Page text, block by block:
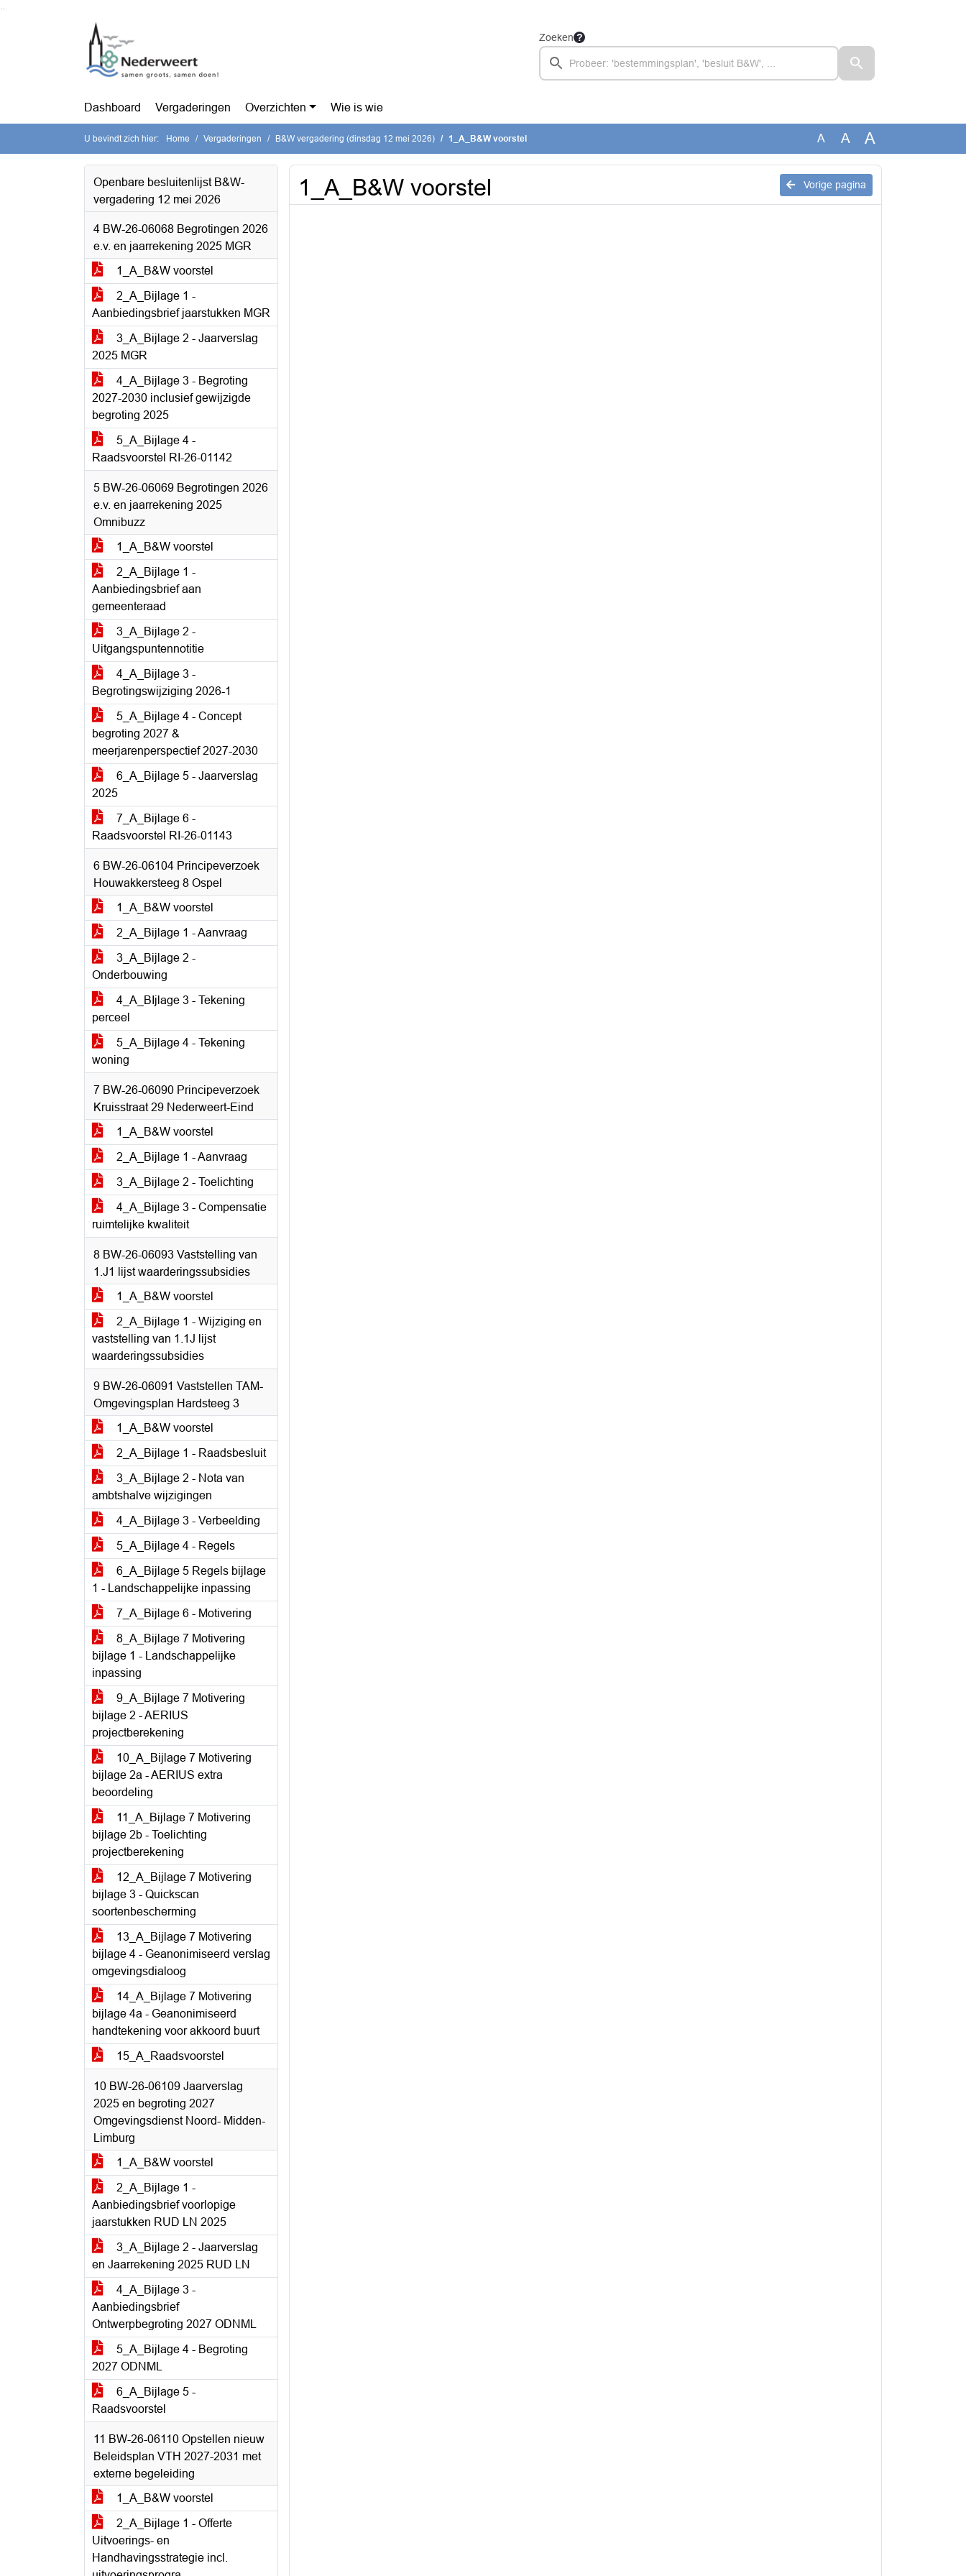
Zoeken
Dashboard Vergaderingen Overzichten Wie is wie
U bevindt zich hier: Home Vergaderingen B&W vergadering (dinsdag 12 mei 2026) 1_A_B&W voorstel A A A
Openbare besluitenlijst B&W-
vergadering 12 mei 2026
4 BW-26-06068 Begrotingen 2026
e.v. en jaarrekening 2025 MGR
1_A_B&W voorstel
2_A_Bijlage 1 -
Aanbiedingsbrief jaarstukken MGR
3_A_Bijlage 2 - Jaarverslag
2025 MGR
4_A_Bijlage 3 - Begroting
2027-2030 inclusief gewijzigde
begroting 2025
5_A_Bijlage 4 -
Raadsvoorstel RI-26-01142
5 BW-26-06069 Begrotingen 2026
e.v. en jaarrekening 2025
Omnibuzz
1_A_B&W voorstel
2_A_Bijlage 1 -
Aanbiedingsbrief aan
gemeenteraad
3_A_Bijlage 2 -
Uitgangspuntennotitie
4_A_Bijlage 3 -
Begrotingswijziging 2026-1
5_A_Bijlage 4 - Concept
begroting 2027 &
meerjarenperspectief 2027-2030
6_A_Bijlage 5 - Jaarverslag
2025
7_A_Bijlage 6 -
Raadsvoorstel RI-26-01143
6 BW-26-06104 Principeverzoek
Houwakkersteeg 8 Ospel
1_A_B&W voorstel
2_A_Bijlage 1 - Aanvraag
3_A_Bijlage 2 -
Onderbouwing
4_A_BIjlage 3 - Tekening
perceel
5_A_Bijlage 4 - Tekening
woning
7 BW-26-06090 Principeverzoek
Kruisstraat 29 Nederweert-Eind
1_A_B&W voorstel
2_A_Bijlage 1 - Aanvraag
3_A_Bijlage 2 - Toelichting
4_A_Bijlage 3 - Compensatie
ruimtelijke kwaliteit
8 BW-26-06093 Vaststelling van
1.J1 lijst waarderingssubsidies
1_A_B&W voorstel
2_A_Bijlage 1 - Wijziging en
vaststelling van 1.1J lijst
waarderingssubsidies
9 BW-26-06091 Vaststellen TAM-
Omgevingsplan Hardsteeg 3
1_A_B&W voorstel
2_A_Bijlage 1 - Raadsbesluit
3_A_Bijlage 2 - Nota van
ambtshalve wijzigingen
4_A_Bijlage 3 - Verbeelding
5_A_Bijlage 4 - Regels
6_A_Bijlage 5 Regels bijlage
1 - Landschappelijke inpassing
7_A_Bijlage 6 - Motivering
8_A_Bijlage 7 Motivering
bijlage 1 - Landschappelijke
inpassing
9_A_Bijlage 7 Motivering
bijlage 2 - AERIUS
projectberekening
10_A_Bijlage 7 Motivering
bijlage 2a - AERIUS extra
beoordeling
11_A_Bijlage 7 Motivering
bijlage 2b - Toelichting
projectberekening
12_A_Bijlage 7 Motivering
bijlage 3 - Quickscan
soortenbescherming
13_A_Bijlage 7 Motivering
bijlage 4 - Geanonimiseerd verslag
omgevingsdialoog
14_A_Bijlage 7 Motivering
bijlage 4a - Geanonimiseerd
handtekening voor akkoord buurt
15_A_Raadsvoorstel
10 BW-26-06109 Jaarverslag
2025 en begroting 2027
Omgevingsdienst Noord- Midden-
Limburg
1_A_B&W voorstel
2_A_Bijlage 1 -
Aanbiedingsbrief voorlopige
jaarstukken RUD LN 2025
3_A_Bijlage 2 - Jaarverslag
en Jaarrekening 2025 RUD LN
4_A_Bijlage 3 -
Aanbiedingsbrief
Ontwerpbegroting 2027 ODNML
5_A_Bijlage 4 - Begroting
2027 ODNML
6_A_Bijlage 5 -
Raadsvoorstel
11 BW-26-06110 Opstellen nieuw
Beleidsplan VTH 2027-2031 met
externe begeleiding
1_A_B&W voorstel
2_A_Bijlage 1 - Offerte
Uitvoerings- en
Handhavingsstrategie incl.
Vorige pagina
1_A_B&W voorstel